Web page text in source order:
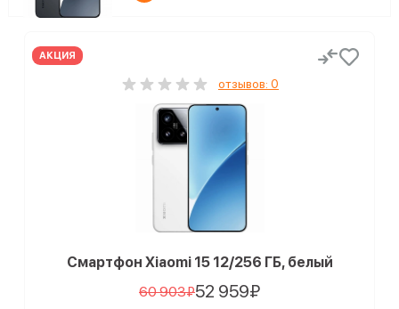
АКЦИЯ
отзывов: 0
Смартфон Xiaomi 15 12/256 ГБ, белый
60 903₽52 959₽